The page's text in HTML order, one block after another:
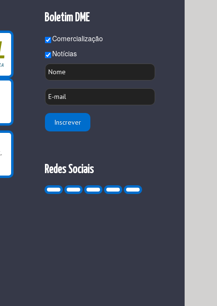
Boletim DME
Comercialização
Notícias
Redes Sociais